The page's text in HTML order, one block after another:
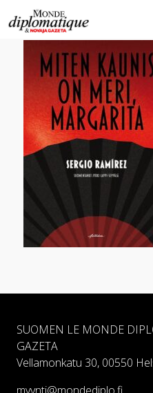
SUOMEN LE MONDE
GAZETA
Vellamonkatu 30, 00550